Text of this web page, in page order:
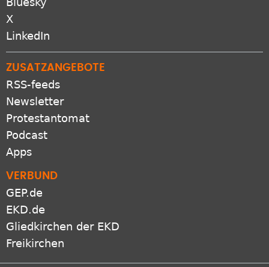
X
LinkedIn
RSS-feeds
Newsletter
Protestantomat
Podcast
Apps
GEP.de
EKD.de
Gliedkirchen der EKD
Freikirchen